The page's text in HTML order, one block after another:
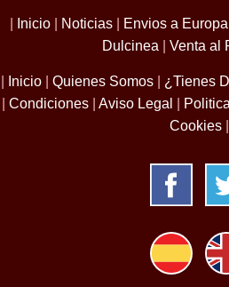
Inicio Noticias Envios a Europa
Dulcinea
Venta al
Inicio Quienes Somos
¿Tienes
Condiciones Aviso Legal
Cookies